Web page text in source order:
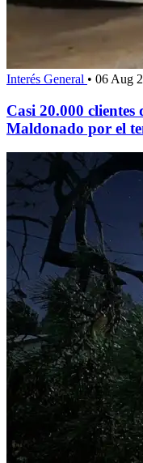
Interés General • 06 Aug
Casi 20.000
Maldonado por el